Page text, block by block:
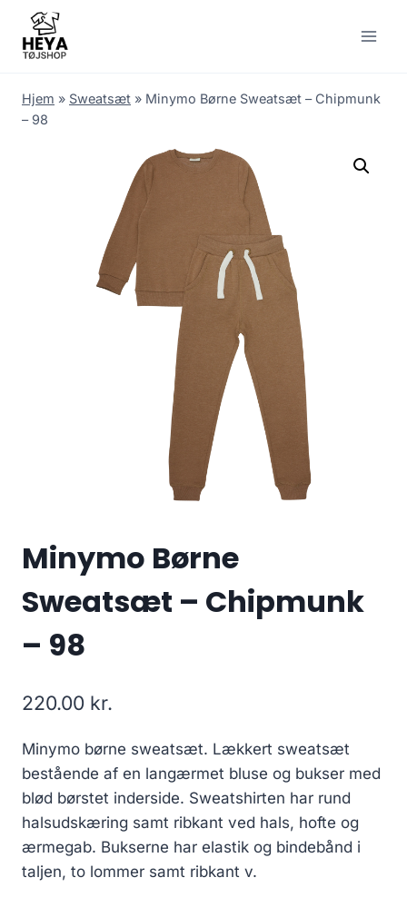
content
Hjem » Sweatsæt » Minymo Børne Sweatsæt – Chipmunk
– 98
Minymo Børne
Sweatsæt – Chipmunk
– 98
220.00 kr.
Minymo børne sweatsæt. Lækkert sweatsæt
bestående af en langærmet bluse og bukser med
blød børstet inderside. Sweatshirten har rund
halsudskæring samt ribkant ved hals, hofte og
ærmegab. Bukserne har elastik og bindebånd i
taljen, to lommer samt ribkant v.